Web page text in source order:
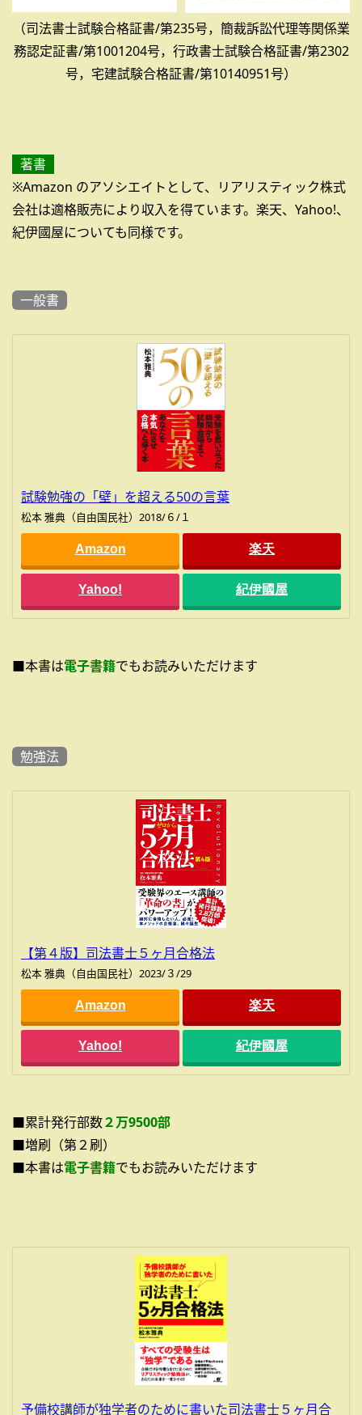
（司法書士試験合格証書/第235号，簡裁訴訟代理等関係業
務認定証書/第1001204号，行政書士試験合格証書/第2302
号，宅建試験合格証書/第10140951号）
著書
※Amazon のアソシエイトとして、リアリスティック株式
会社は適格販売により収入を得ています。楽天、Yahoo!、
紀伊國屋についても同様です。
一般書
試験勉強の「壁」を超える50の言葉
松本 雅典（自由国民社）2018/６/１
Amazon 楽天
Yahoo! 紀伊國屋
■本書は電子書籍でもお読みいただけます
勉強法
【第４版】司法書士５ヶ月合格法
松本 雅典（自由国民社）2023/３/29
Amazon 楽天
Yahoo! 紀伊國屋
■累計発行部数２万9500部
■増刷（第２刷）
■本書は電子書籍でもお読みいただけます
予備校講師が独学者のために書いた司法書士５ヶ月合